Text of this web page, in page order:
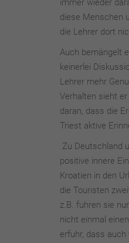
immer wieder
diese Menschen
die Lehrer dort
Auch bemängelt
keinerlei
Lehrer mehr
Verhalten sieht
daran, dass die
Triest aktive
Zu Deutschland
positive innere
Kroatien in den
die Touristen
z.B. fuhren sie
nicht einmal
erfuhr, dass